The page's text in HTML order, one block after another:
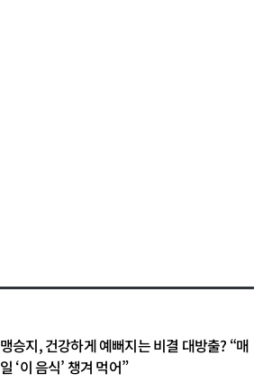
맹승지, 건강하게 예뻐지는 비결 대방출? “매
일 ‘이 음식’ 챙겨 먹어”